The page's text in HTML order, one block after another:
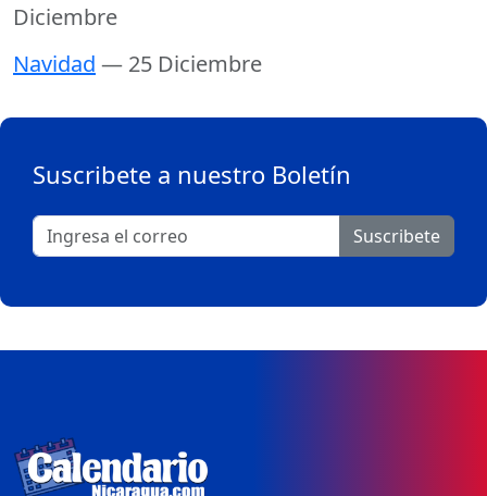
Diciembre
Navidad — 25 Diciembre
Suscribete a nuestro Boletín
Suscribete